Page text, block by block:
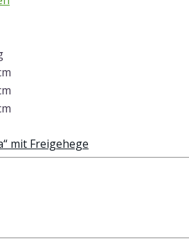
mit Freigehege